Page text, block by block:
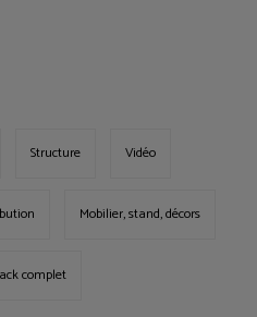
Structure Vidéo
Mobilier, stand, décors
complet